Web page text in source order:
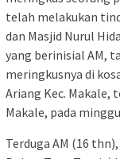
telah melakukan
dan Masjid Nurul
yang berinisial AM,
meringkusnya di
Ariang Kec. Makale,
Makale, pada
Terduga AM (16